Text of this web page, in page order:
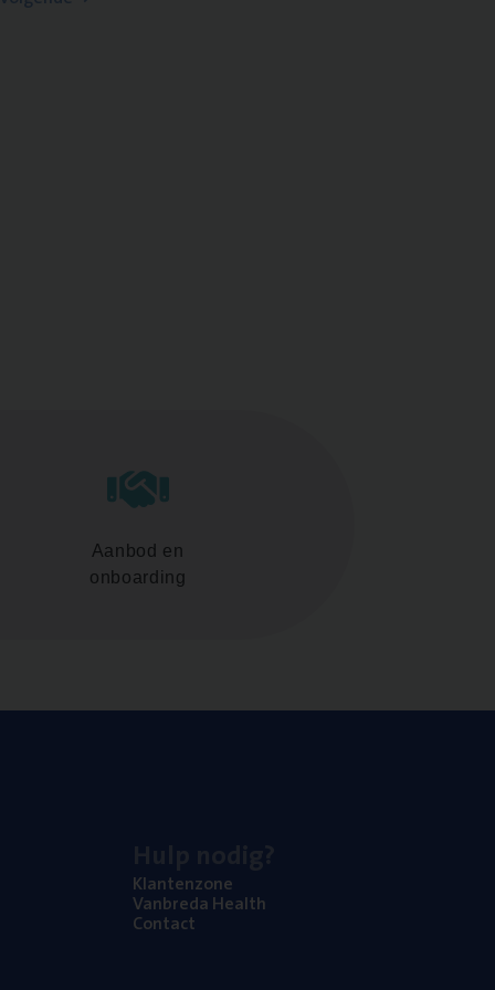
Aanbod en
onboarding
Klan­ten­zo­ne
Van­b­re­da Health
Con­tact